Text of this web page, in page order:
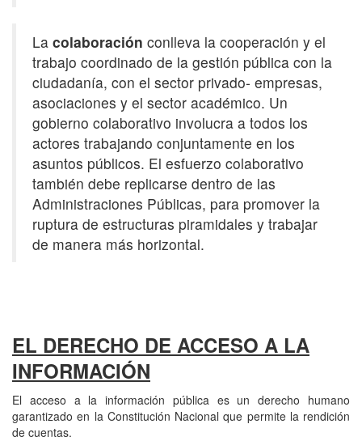
La colaboración conlleva la cooperación y el
trabajo coordinado de la gestión pública con la
ciudadanía, con el sector privado- empresas,
asociaciones y el sector académico. Un
gobierno colaborativo involucra a todos los
actores trabajando conjuntamente en los
asuntos públicos. El esfuerzo colaborativo
también debe replicarse dentro de las
Administraciones Públicas, para promover la
ruptura de estructuras piramidales y trabajar
de manera más horizontal.
EL DERECHO DE ACCESO A LA
INFORMACIÓN
El acceso a la información pública es un derecho humano
garantizado en la Constitución Nacional que permite la rendición
de cuentas.